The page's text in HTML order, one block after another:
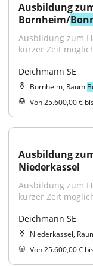
Ausbildung
Bornheim/
Ausbildung zum
kurzer Zeit
Deichmann SE
Bornheim, Raum
Von 25.600,00 €
Ausbildung
Niederkassel
Ausbildung zum
kurzer Zeit
Deichmann SE
Niederkassel,
Von 25.600,00 €